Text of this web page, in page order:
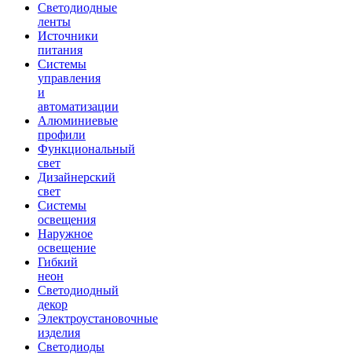
Светодиодные
ленты
Источники
питания
Системы
управления
и
автоматизации
Алюминиевые
профили
Функциональный
свет
Дизайнерский
свет
Системы
освещения
Наружное
освещение
Гибкий
неон
Светодиодный
декор
Электроустановочные
изделия
Светодиоды